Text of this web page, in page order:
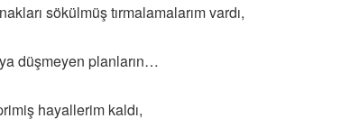
sökülmüş tırmalamalarım vardı,
düşmeyen planların…
hayallerim kaldı,